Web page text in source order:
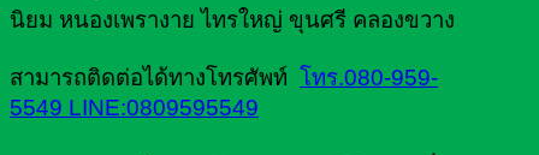
นิยม หนองเพรางาย ไทรใหญ่ ขุนศรี คลองขวาง
สามารถติดต่อได้ทางโทรศัพท์ โทร.080-959-
5549 LINE:0809595549